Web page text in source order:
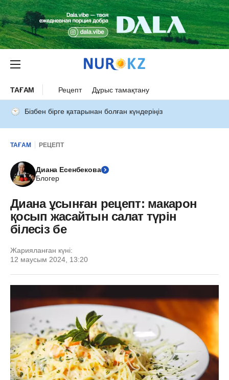
ТАҒАМ Рецепт Дұрыс тамақтану
Бізбен бірге қатарынан болған күндеріңіз
ТАҒАМ РЕЦЕПТ
Диана Есенбекова
Блогер
Диана ұсынған рецепт: макарон
қосып жасайтын салат түрін
білесіз бе
Жарияланған күні:
12 маусым 2024, 13:20